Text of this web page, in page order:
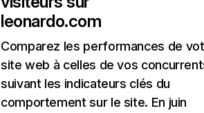
leonardo.com
Comparez les performances de
site web à celles de vos
suivant les indicateurs clés du
comportement sur le site. En juin